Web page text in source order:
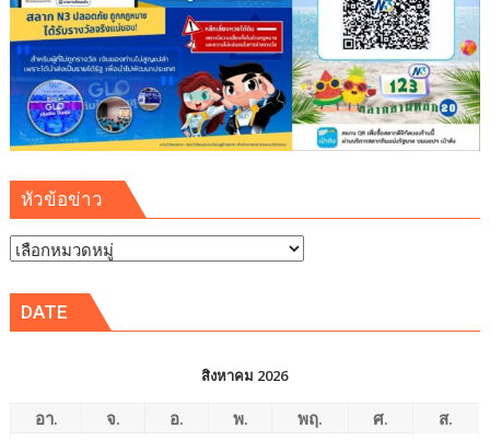
เพียง
ของ
ในหลวง
รัชกาล
ที่
9
หัวข้อข่าว
หัวข้อ
DATE
สิงหาคม 2026
อา. จ. อ. พ. พฤ. ศ.
ส.